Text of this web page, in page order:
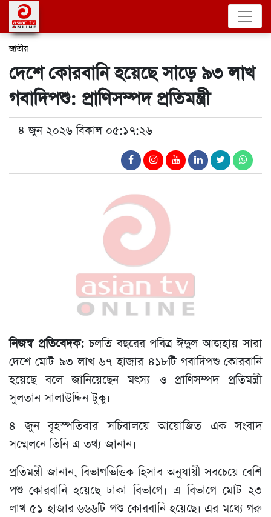
জাতীয়
দেশে কোরবানি হয়েছে সাড়ে ৯৩ লাখ
গবাদিপশু: প্রাণিসম্পদ প্রতিমন্ত্রী
৪ জুন ২০২৬ বিকাল ০৫:১৭:২৬
নিজস্ব প্রতিবেদক:চলতি বছরের পবিত্র ঈদুল আজহায় সারা
দেশে মোট ৯৩ লাখ ৬৭ হাজার ৪১৮টি গবাদিপশু কোরবানি
হয়েছে বলে জানিয়েছেন মৎস্য ও প্রাণিসম্পদ প্রতিমন্ত্রী
সুলতান সালাউদ্দিন টুকু।
৪ জুন বৃহস্পতিবার সচিবালয়ে আয়োজিত এক সংবাদ
সম্মেলনে তিনি এ তথ্য জানান।
প্রতিমন্ত্রী জানান, বিভাগভিত্তিক হিসাব অনুযায়ী সবচেয়ে বেশি
পশু কোরবানি হয়েছে ঢাকা বিভাগে। এ বিভাগে মোট ২৩
লাখ ৫১ হাজার ৬৬৬টি পশু কোরবানি হয়েছে। এর মধ্যে গরু